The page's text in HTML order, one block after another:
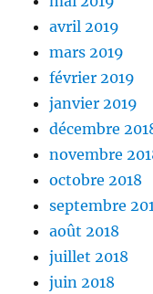
avril 2019
mars 2019
février 2019
janvier 2019
décembre
novembre
octobre 2018
septembre
août 2018
juillet 2018
juin 2018